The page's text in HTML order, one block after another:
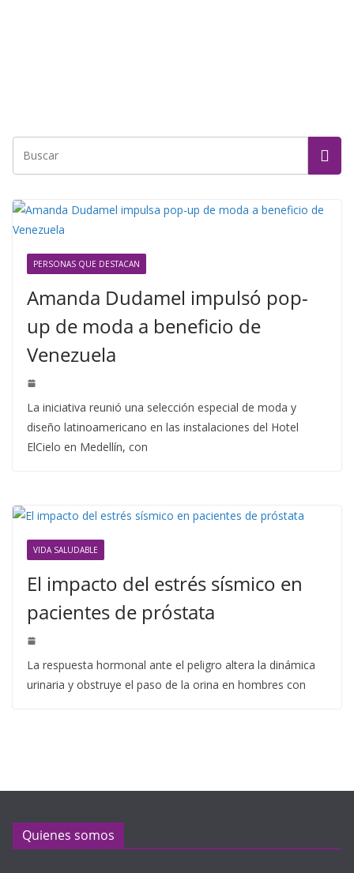
PERSONAS QUE DESTACAN
Amanda Dudamel impulsó pop-
up de moda a beneficio de
Venezuela
La iniciativa reunió una selección especial de moda y
diseño latinoamericano en las instalaciones del Hotel
ElCielo en Medellín, con
VIDA SALUDABLE
El impacto del estrés sísmico en
pacientes de próstata
La respuesta hormonal ante el peligro altera la dinámica
urinaria y obstruye el paso de la orina en hombres con
Quienes somos